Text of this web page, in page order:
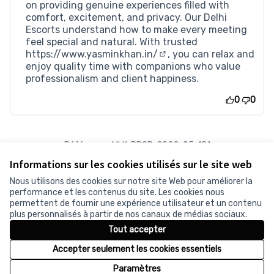
Informations sur les cookies utilisés sur le site web
Nous utilisons des cookies sur notre site Web pour améliorer la
performance et les contenus du site. Les cookies nous
permettent de fournir une expérience utilisateur et un contenu
plus personnalisés à partir de nos canaux de médias sociaux.
Tout accepter
Accepter seulement les cookies essentiels
Paramètres
on providing genuine experiences filled with
comfort, excitement, and privacy. Our Delhi
Escorts understand how to make every meeting
feel special and natural. With trusted
https://www.yasminkhan.in/
(Lien externe)
, you can relax and
enjoy quality time with companions who value
professionalism and client happiness.
0 0
Référence : MLK-PROP-2022-05-181
Vérifiez l'empreinte numérique
Conditions d'utilisation
Paramètres des cookies
Licence
(Lien